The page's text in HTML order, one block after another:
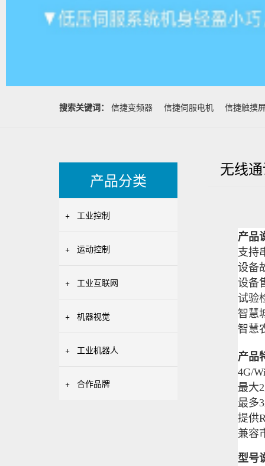
搜索关键词： 信捷变频器 信捷伺服电机 信捷触摸
产品分类
+ 工业控制
+ 运动控制
+ 工业互联网
+ 机器视觉
+ 工业机器人
+ 合作品牌
无线
产品
支持
设备
设备
试验
智慧
智慧
产品
4G/
最大
最多
提供
兼容
型号